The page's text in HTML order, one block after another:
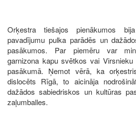
Orķestra tiešajos pienākumos
pavadījumu pulka parādēs un
pasākumos. Par piemēru var
garnizona kapu svētkos vai
pasākumā. Ņemot vērā, ka
dislocēts Rīgā, to aicināja
dažādos sabiedriskos un kultūras
zaļumballes.